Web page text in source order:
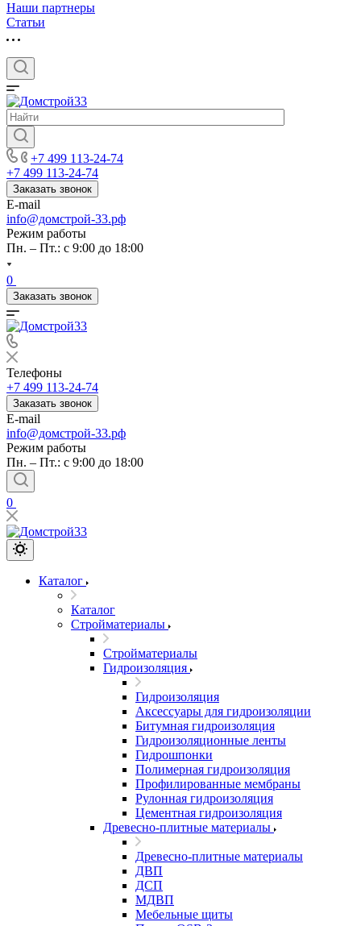
Наши партнеры
Статьи
+7 499 113-24-74
+7 499 113-24-74
Заказать звонок
E-mail
info@домстрой-33.рф
Режим работы
Пн. – Пт.: с 9:00 до 18:00
0
Заказать звонок
Телефоны
+7 499 113-24-74
Заказать звонок
E-mail
info@домстрой-33.рф
Режим работы
Пн. – Пт.: с 9:00 до 18:00
0
Каталог
Каталог
Стройматериалы
Стройматериалы
Гидроизоляция
Гидроизоляция
Аксессуары для гидроизоляции
Битумная гидроизоляция
Гидроизоляционные ленты
Гидрошпонки
Полимерная гидроизоляция
Профилированные мембраны
Рулонная гидроизоляция
Цементная гидроизоляция
Древесно-плитные материалы
Древесно-плитные материалы
ДВП
ДСП
МДВП
Мебельные щиты